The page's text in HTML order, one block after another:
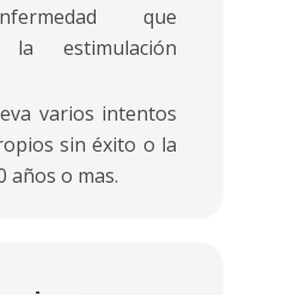
que
la estimulación
varios intentos
sin éxito o la
años o mas.